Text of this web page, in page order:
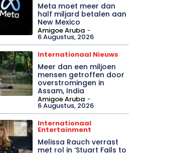
Meta moet meer dan
half miljard betalen aan
New Mexico
Amigoe Aruba -
6 Augustus, 2026
Internationaal Nieuws
Meer dan een miljoen
mensen getroffen door
overstromingen in
Assam, India
Amigoe Aruba -
6 Augustus, 2026
Internationaal
Entertainment
Melissa Rauch verrast
met rol in ‘Stuart Fails to